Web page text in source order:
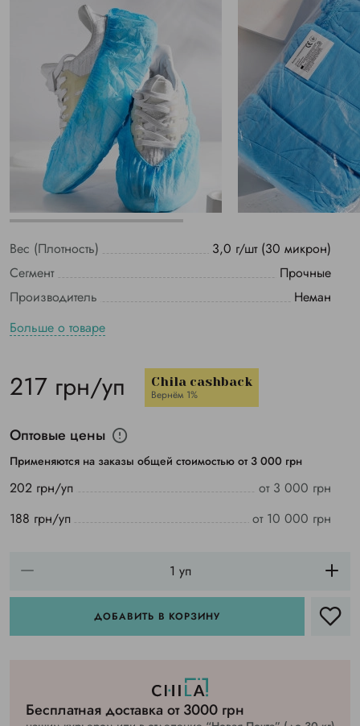
Вес (Плотность)
3,0 г/шт (30 микрон)
Сегмент
Прочные
Производитель
Неман
Больше о товаре
217 грн/уп Chila cashback
Вернём 1%
Оптовые цены
Применяются на заказы общей стоимостью от 3 000 грн
202 грн/уп
от 3 000 грн
188 грн/уп
от 10 000 грн
ДОБАВИТЬ В КОРЗИНУ
Бесплатная доставка от 3000 грн